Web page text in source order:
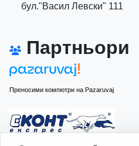
бул."Васил Левски" 111
Партньори
Преносими компютри на Pazaruvaj
Изчисли доставката с Еконт